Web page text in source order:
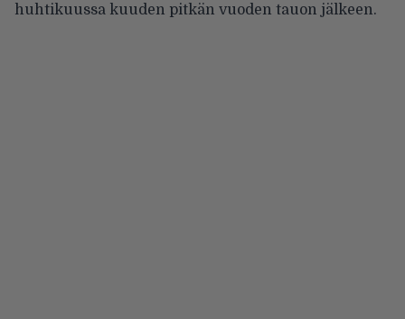
huhtikuussa kuuden pitkän vuoden tauon jälkeen.